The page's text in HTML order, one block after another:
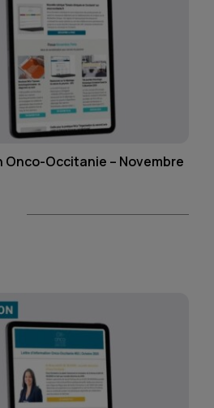
Occitanie – Novembre